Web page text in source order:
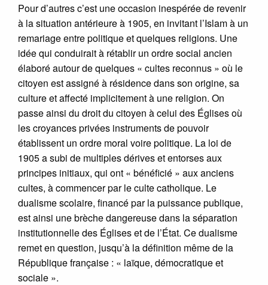
Pour d’autres c’est une occasion inespérée de revenir
à la situation antérieure à 1905, en invitant l’Islam à un
remariage entre politique et quelques religions. Une
idée qui conduirait à rétablir un ordre social ancien
élaboré autour de quelques « cultes reconnus » où le
citoyen est assigné à résidence dans son origine, sa
culture et affecté implicitement à une religion. On
passe ainsi du droit du citoyen à celui des Églises où
les croyances privées instruments de pouvoir
établissent un ordre moral voire politique. La loi de
1905 a subi de multiples dérives et entorses aux
principes initiaux, qui ont « bénéficié » aux anciens
cultes, à commencer par le culte catholique. Le
dualisme scolaire, financé par la puissance publique,
est ainsi une brèche dangereuse dans la séparation
institutionnelle des Églises et de l’État. Ce dualisme
remet en question, jusqu’à la définition même de la
République française : « laïque, démocratique et
sociale ».